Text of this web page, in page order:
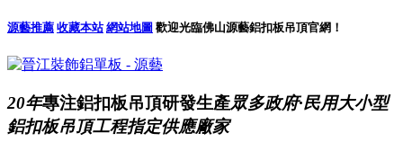
源藝推薦 收藏本站 網站地圖 歡迎光臨佛山源藝鋁扣板吊頂官網！
20年專注鋁扣板吊頂研發生產眾多政府·民用大小型
鋁扣板吊頂工程指定供應廠家